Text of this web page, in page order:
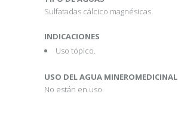
Sulfatadas cálcico magnésicas.
INDICACIONES
Uso tópico.
USO DEL AGUA MINEROMEDICINAL
No están en uso.